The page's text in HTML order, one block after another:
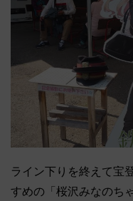
ライン下りを終えて宝
すめの「桜沢みなのち